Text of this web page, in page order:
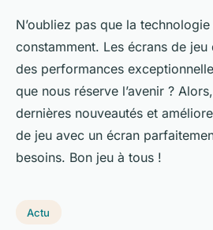
N’oubliez pas que la
constamment. Les écrans de jeu
des performances
que nous réserve l’avenir ?
dernières nouveautés et
de jeu avec un écran
besoins. Bon jeu à tous !
Actu